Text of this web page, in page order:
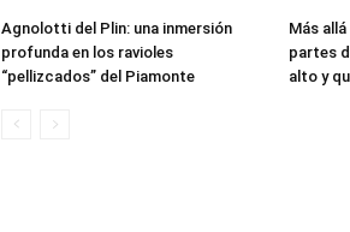
Agnolotti del Plin: una inmersión
profunda en los ravioles
“pellizcados” del Piamonte
Más
partes
alto y